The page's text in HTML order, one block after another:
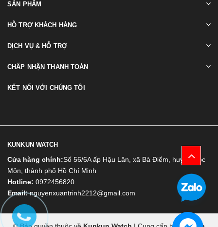
SẢN PHẨM
HỖ TRỢ KHÁCH HÀNG
DỊCH VỤ & HỖ TRỢ
CHẤP NHẬN THANH TOÁN
KẾT NỐI VỚI CHÚNG TÔI
KUNKUN WATCH
Cửa hàng chính:Số 56/6A ấp Hậu Lân, xã Bà Điểm, huyện Hóc
Môn, thành phố Hồ Chí Minh
Hotline: 0972456820
Email: nguyenxuantrinh2212@gmail.com